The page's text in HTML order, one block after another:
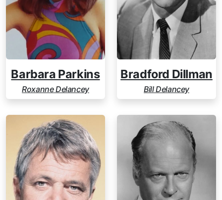
Barbara Parkins
Roxanne Delancey
Bradford Dillman
Bill Delancey